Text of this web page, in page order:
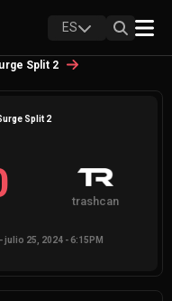
ES
Split 2
Split 2
trashcan
-julio 25, 2024 - 6:15PM